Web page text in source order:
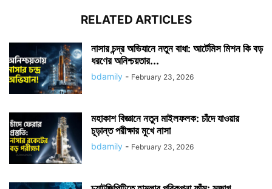
RELATED ARTICLES
নাসার চন্দ্র অভিযানে নতুন বাধা: আর্টেমিস মিশন কি বড়
ধরণের অনিশ্চয়তার...
bdamily - February 23, 2026
মহাকাশ বিজ্ঞানে নতুন মাইলফলক: চাঁদে যাওয়ার
চূড়ান্ত পরীক্ষার মুখে নাসা
bdamily - February 23, 2026